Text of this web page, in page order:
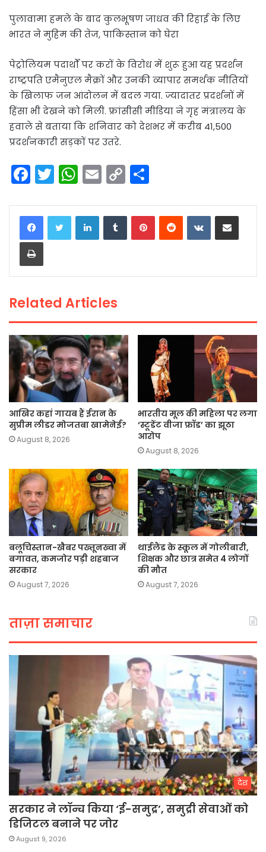
पुलावामा हमले के बाद कुलभूषण जाधव की रिहाई के लिए
भारत ने मुहिम की तेज, पाकिस्तान को घेरा
पेट्रोलियम पदार्थों पर करों के विरोध में शुरू हुआ यह प्रदर्शन
राष्ट्रपति एमैनुएल मैक्रों और उनकी व्यापार समर्थक नीतियों
के खिलाफ जन आंदोलन में बदल गया. ज्यादातर प्रदर्शनों में
हिंसा भी देखने को मिली. फ्रांसीसी मीडिया ने गृह मंत्रालय के
हवाले से बताया कि शनिवार को देशभर में करीब 41,500
प्रदर्शनकारी सड़कों पर उतरे.
F
a
c
e
b
o
k
T
w
itt
er
W
h
a
ts
p
E
m
ai
C
o
p
n
ar
LinkedInTumblrPinterestReddit VKontakteShare via Email
Print
Related Articles
आखिर कहां गायब हैं ईरान के
सुप्रीम लीडर मोजतबा खामेनेई?
August 8, 2026
भारतीय मूल की महिला पर लगा
‘स्टूडेंट वीजा फ्रॉड’ का झूठा
आरोप
August 8, 2026
बलूचिस्तान-खैबर पख्तूनख्वा में
बगावत, कमजोर पड़ी शहबाज
सरकार
August 7, 2026
थाईलैंड के स्कूल में गोलीबारी,
शिक्षक और छात्र समेत 4 लोगों
की मौत
August 7, 2026
ताज़ा समाचार
देश
सरकार ने लॉन्च किया ‘ई-समुद्र’, समुद्री सेवाओं को
डिजिटल बनाने पर जोर
August 9, 2026